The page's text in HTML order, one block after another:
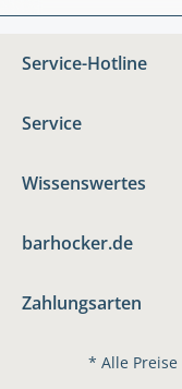
Service-Hotline
Service
Wissenswertes
barhocker.de
Zahlungsarten
* Alle